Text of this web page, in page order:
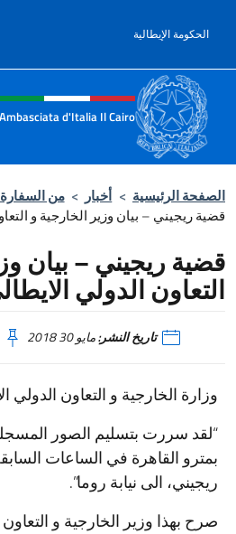
الحكومة الإيطالية
sito, social e menù
Ambasciata d'Italia Il Cairo
الصفحة الرئيسية > أخبار > من السفارة
قضية ريجيني – بيان وزير الخارجية و
قضية ريجيني – بيان
التعاون الدولي
تاريخ النشر:مايو 30 2018
وزارة الخارجية و التعاون الدولي
“لقد سررت بتسليم الصور
بمترو القاهرة في الساعات
ريجيني، الى نيابة روما”.
صرح بهذا وزير الخارجية و التعاون